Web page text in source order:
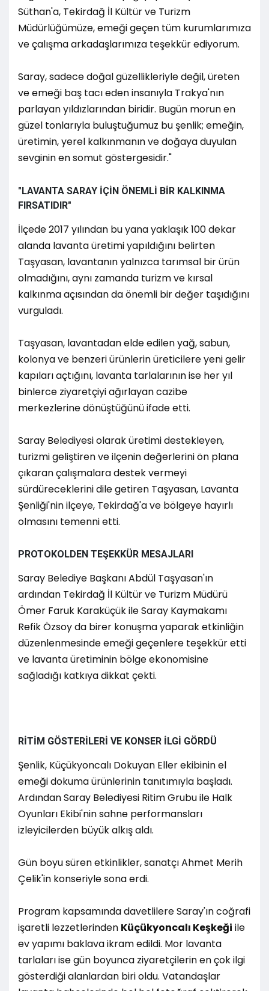
Süthan'a, Tekirdağ İl Kültür ve Turizm
Müdürlüğümüze, emeği geçen tüm kurumlarımıza
ve çalışma arkadaşlarımıza teşekkür ediyorum.
Saray, sadece doğal güzellikleriyle değil, üreten
ve emeği baş tacı eden insanıyla Trakya'nın
parlayan yıldızlarından biridir. Bugün morun en
güzel tonlarıyla buluştuğumuz bu şenlik; emeğin,
üretimin, yerel kalkınmanın ve doğaya duyulan
sevginin en somut göstergesidir."
"LAVANTA SARAY İÇİN ÖNEMLİ BİR KALKINMA
FIRSATIDIR"
İlçede 2017 yılından bu yana yaklaşık 100 dekar
alanda lavanta üretimi yapıldığını belirten
Taşyasan, lavantanın yalnızca tarımsal bir ürün
olmadığını, aynı zamanda turizm ve kırsal
kalkınma açısından da önemli bir değer taşıdığını
vurguladı.
Taşyasan, lavantadan elde edilen yağ, sabun,
kolonya ve benzeri ürünlerin üreticilere yeni gelir
kapıları açtığını, lavanta tarlalarının ise her yıl
binlerce ziyaretçiyi ağırlayan cazibe
merkezlerine dönüştüğünü ifade etti.
Saray Belediyesi olarak üretimi destekleyen,
turizmi geliştiren ve ilçenin değerlerini ön plana
çıkaran çalışmalara destek vermeyi
sürdüreceklerini dile getiren Taşyasan, Lavanta
Şenliği'nin ilçeye, Tekirdağ'a ve bölgeye hayırlı
olmasını temenni etti.
PROTOKOLDEN TEŞEKKÜR MESAJLARI
Saray Belediye Başkanı Abdül Taşyasan'ın
ardından Tekirdağ İl Kültür ve Turizm Müdürü
Ömer Faruk Karaküçük ile Saray Kaymakamı
Refik Özsoy da birer konuşma yaparak etkinliğin
düzenlenmesinde emeği geçenlere teşekkür etti
ve lavanta üretiminin bölge ekonomisine
sağladığı katkıya dikkat çekti.
RİTİM GÖSTERİLERİ VE KONSER İLGİ GÖRDÜ
Şenlik, Küçükyoncalı Dokuyan Eller ekibinin el
emeği dokuma ürünlerinin tanıtımıyla başladı.
Ardından Saray Belediyesi Ritim Grubu ile Halk
Oyunları Ekibi'nin sahne performansları
izleyicilerden büyük alkış aldı.
Gün boyu süren etkinlikler, sanatçı Ahmet Merih
Çelik'in konseriyle sona erdi.
Program kapsamında davetlilere Saray'ın coğrafi
işaretli lezzetlerinden Küçükyoncalı Keşkeği ile
ev yapımı baklava ikram edildi. Mor lavanta
tarlaları ise gün boyunca ziyaretçilerin en çok ilgi
gösterdiği alanlardan biri oldu. Vatandaşlar